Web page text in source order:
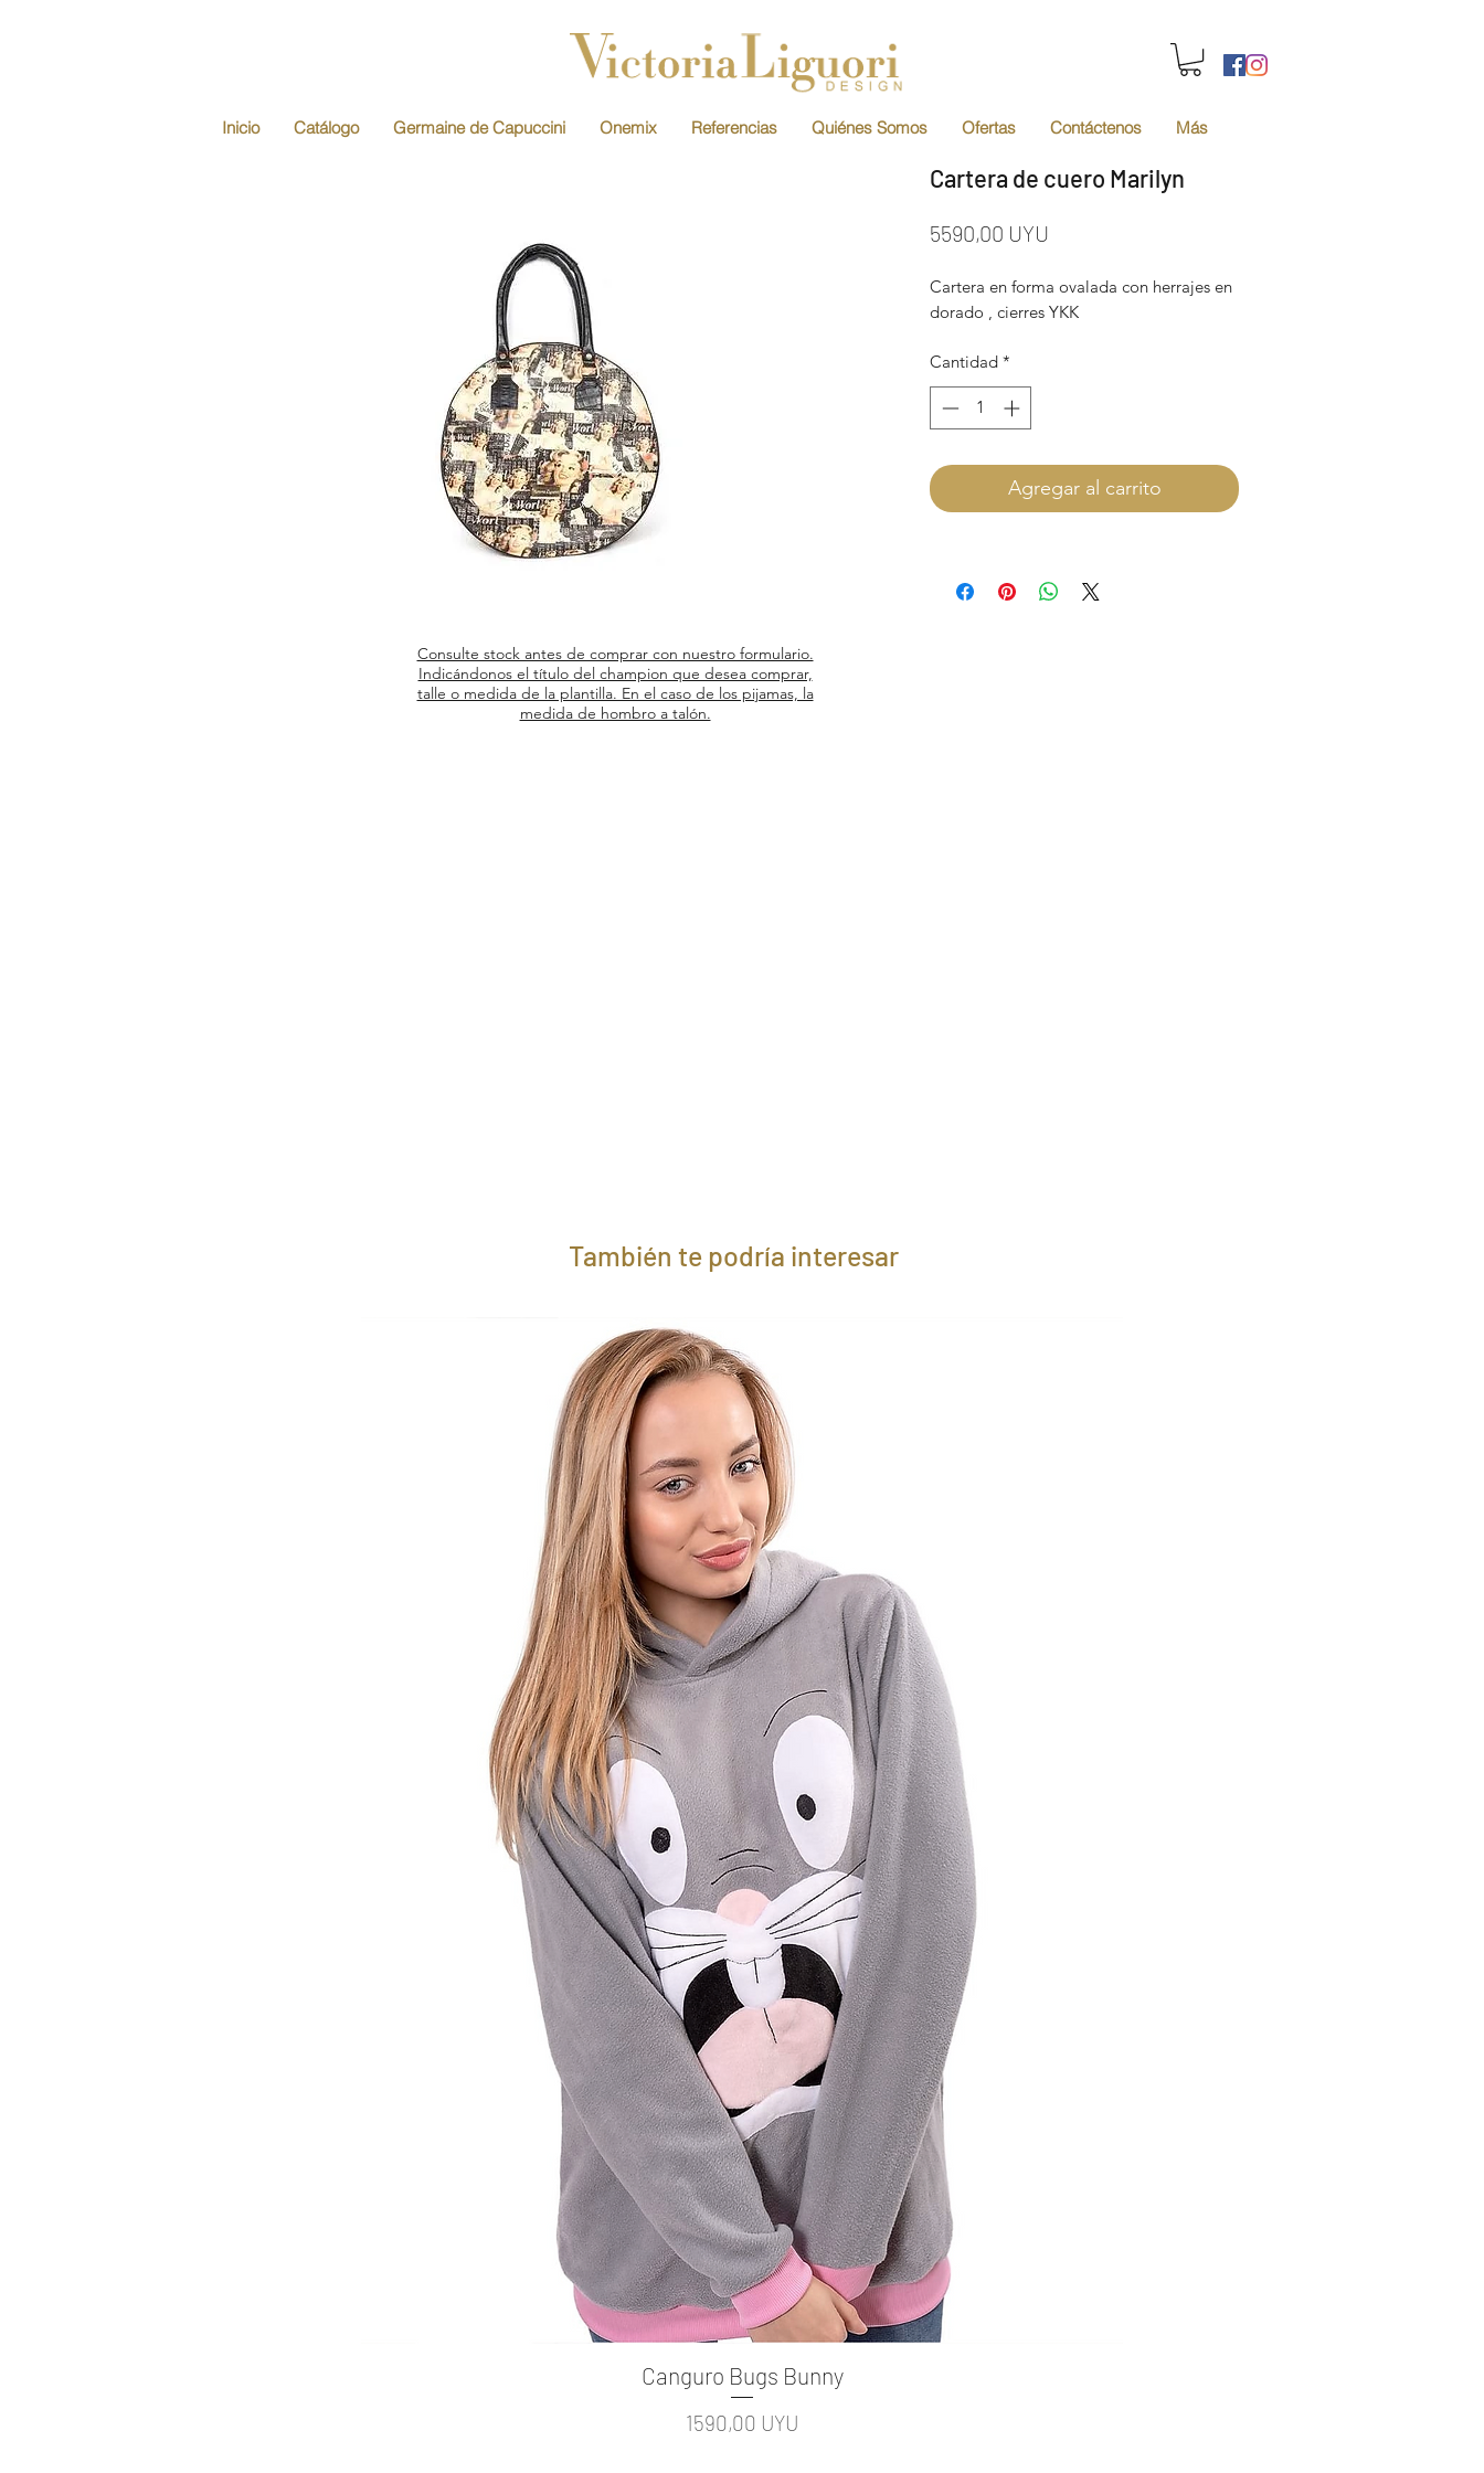
Inicio Catálogo Germaine de Capuccini Onemix Referencias Quiénes Somos Ofertas Contáctenos Más
Consulte stock antes de comprar con nuestro formulario.
Indicándonos el título del champion que desea comprar,
talle o medida de la plantilla. En el caso de los pijamas, la
medida de hombro a talón.
Cartera de cuero Marilyn
5590,00 UYU
Cartera en forma ovalada con herrajes en
dorado , cierres YKK
Cantidad *
Agregar al carrito
También te podría interesar
Vista rápida
Canguro Bugs Bunny
Precio
1590,00 UYU